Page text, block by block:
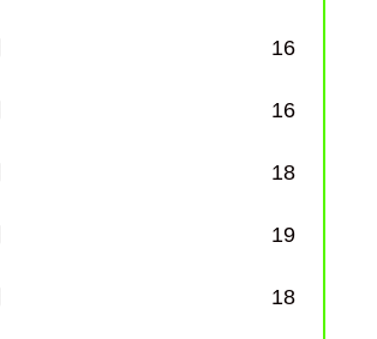
16
16
18
19
18